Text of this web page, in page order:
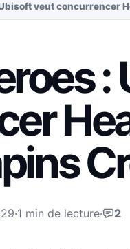
veut concurrencer
·1 min de lecture· 2